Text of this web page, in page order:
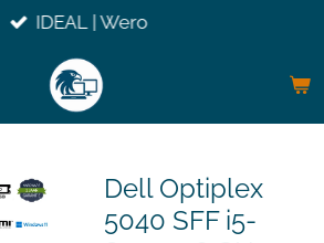
IDEAL | Wero
Dell Optiplex
5040 SFF i5-